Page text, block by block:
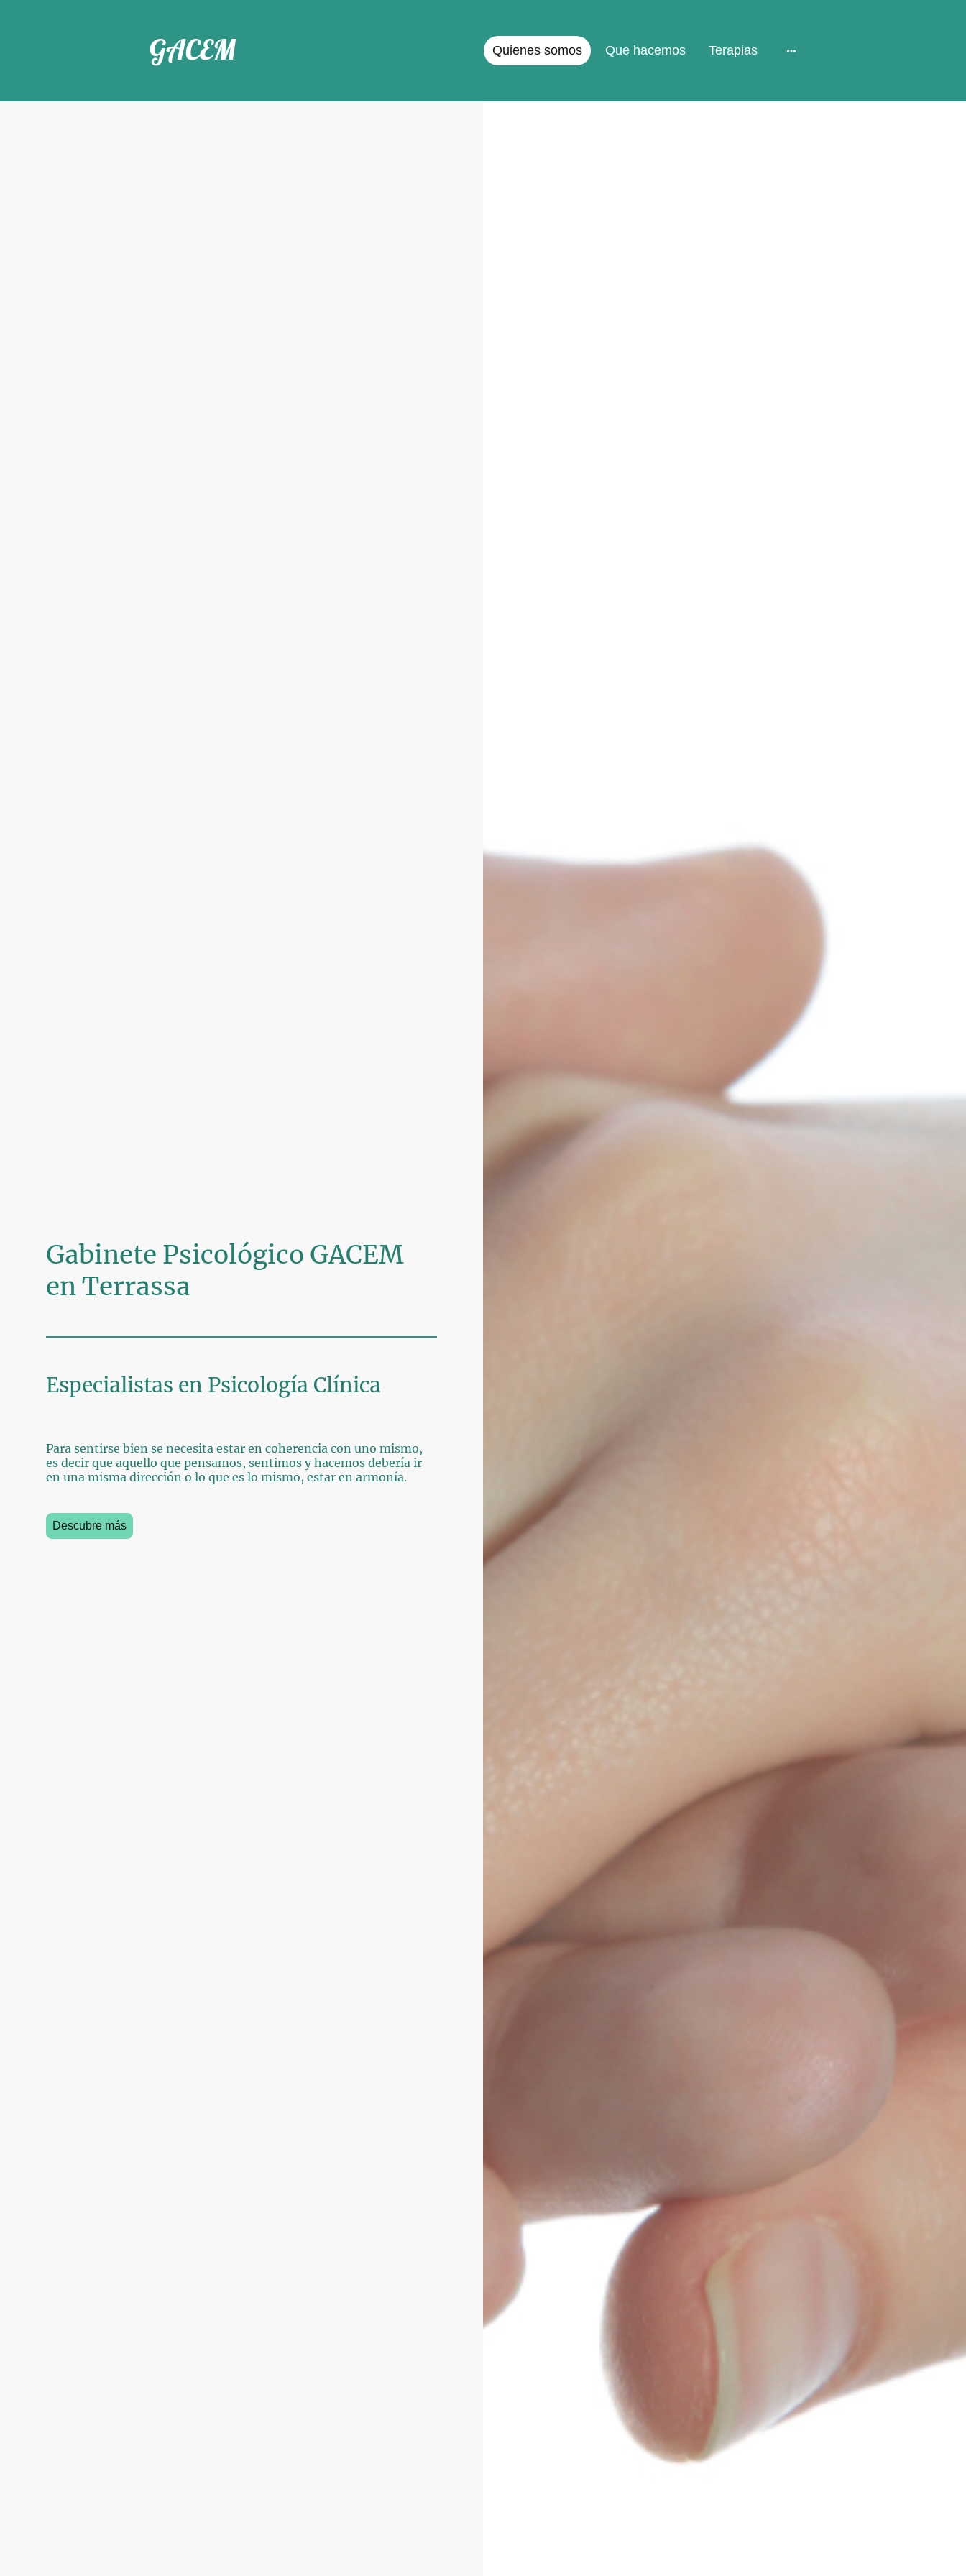
GACEM Quienes somos Que hacemos Terapias
Gabinete Psicológico GACEM
en Terrassa
Especialistas en Psicología Clínica
Para sentirse bien se necesita estar en coherencia con uno mismo,
es decir que aquello que pensamos, sentimos y hacemos debería ir
en una misma dirección o lo que es lo mismo, estar en armonía.
Descubre más